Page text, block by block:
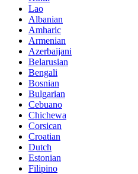
Lao
Albanian
Amharic
Armenian
Azerbaijani
Belarusian
Bengali
Bosnian
Bulgarian
Cebuano
Chichewa
Corsican
Croatian
Dutch
Estonian
Filipino